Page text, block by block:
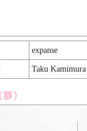
expanse
Taku Kamimura